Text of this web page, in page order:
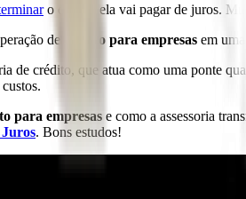
o quanto ela vai pagar de juros.
de
crédito para empresas em
de crédito, que atua como uma ponte
para empresas e como a assessoria
. Bons estudos!